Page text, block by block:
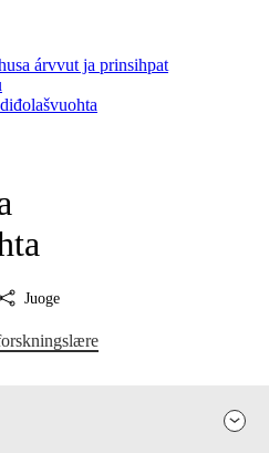
árvvut ja prinsihpat
Juoge